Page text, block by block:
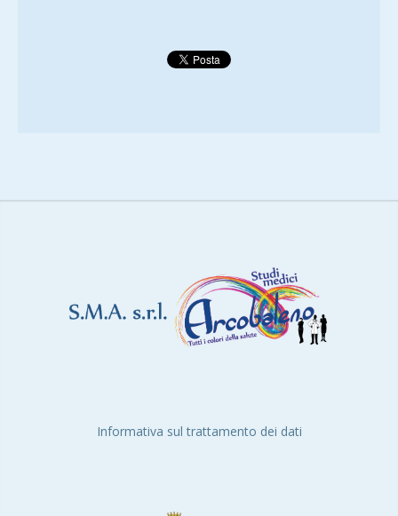
Informativa sul trattamento dei dati